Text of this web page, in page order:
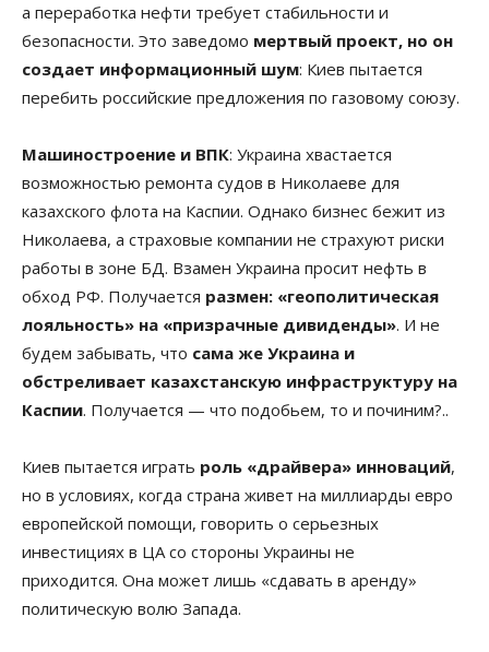
а переработка нефти требует стабильности и
безопасности. Это заведомо мертвый проект, но он
создает информационный шум: Киев пытается
перебить российские предложения по газовому союзу.
Машиностроение и ВПК: Украина хвастается
возможностью ремонта судов в Николаеве для
казахского флота на Каспии. Однако бизнес бежит из
Николаева, а страховые компании не страхуют риски
работы в зоне БД. Взамен Украина просит нефть в
обход РФ. Получается размен: «геополитическая
лояльность» на «призрачные дивиденды». И не
будем забывать, что сама же Украина и
обстреливает казахстанскую инфраструктуру на
Каспии. Получается — что подобьем, то и починим?..
Киев пытается играть роль «драйвера» инноваций,
но в условиях, когда страна живет на миллиарды евро
европейской помощи, говорить о серьезных
инвестициях в ЦА со стороны Украины не
приходится. Она может лишь «сдавать в аренду»
политическую волю Запада.